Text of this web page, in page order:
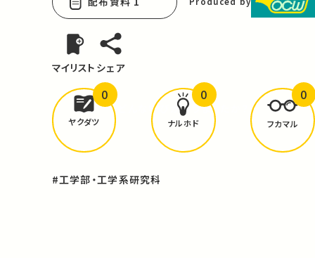
マイリスト シェア
どんな学びがありましたか？
ヤクダツ
0
ナルホド
0
フカマル
0
#工学部・工学系研究科